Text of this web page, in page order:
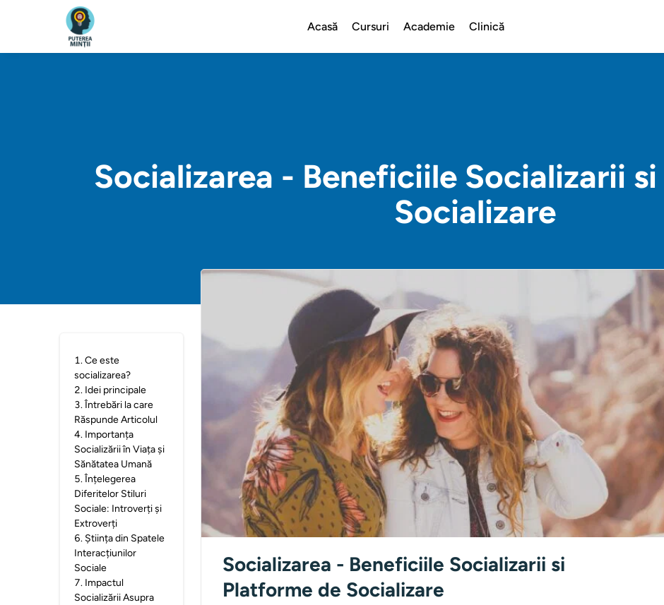
Acasă Cursuri Academie Clinică
Socializarea - Beneficiile Socializarii
Socializare
1.Ce este
socializarea?
2. Idei principale
3.Întrebări la care
Răspunde Articolul
4. Importanța
Socializării în Viața și
Sănătatea Umană
5.Înțelegerea
Diferitelor Stiluri
Sociale: Introverți și
Extroverți
6. Știința din Spatele
Interacțiunilor
Sociale
7. Impactul
Socializării Asupra
Socializarea - Beneficiile Socializarii si
Platforme de Socializare